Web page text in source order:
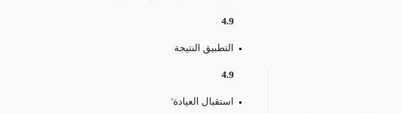
4.9
التطبيق النتيجة
4.9
استقبال العيادة'